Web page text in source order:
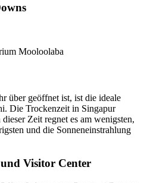
Mooloolaba
über geöffnet ist, ist die ideale
Die Trockenzeit in Singapur
Zeit regnet es am wenigsten,
und die Sonneneinstrahlung
Visitor Center